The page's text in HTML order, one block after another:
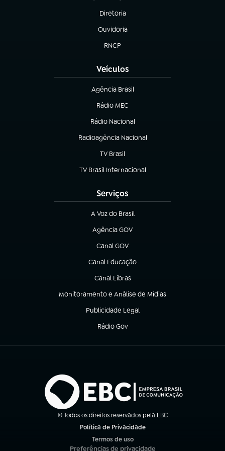
Diretoria
(abre em nova aba)
Ouvidoria
(abre em nova aba)
RNCP
(abre em nova aba)
Veículos
Agência Brasil
(abre em nova aba)
Rádio MEC
(abre em nova aba)
Rádio Nacional
Radioagência Nacional
(abre em nova aba)
TV Brasil
(abre em nova aba)
TV Brasil Internacional
(abre em nova aba)
Serviços
A Voz do Brasil
(abre em nova aba)
Agência GOV
(abre em nova aba)
Canal GOV
(abre em nova aba)
Canal Educação
(abre em nova aba)
Canal Libras
(abre em nova aba)
Monitoramento e Análise de Mídias
(abre em nova aba)
Publicidade Legal
(abre em nova aba)
Rádio Gov
(abre em nova aba)
© Todos os direitos reservados pela EBC
Política de Privacidade
Termos de uso
(abre em nova aba)
Preferências de privacidade